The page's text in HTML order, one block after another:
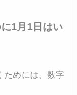
1月1日はい
ためには、数字